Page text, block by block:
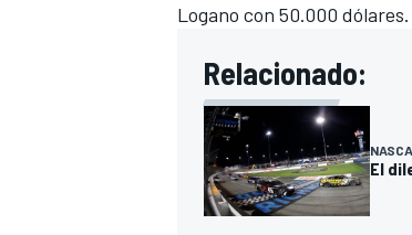
Logano con 50.000 dólares.
Relacionado:
El